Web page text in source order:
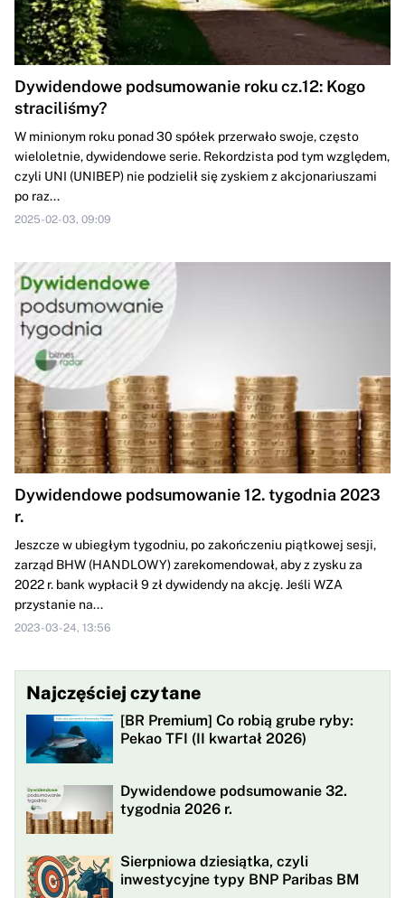
Dywidendowe podsumowanie roku cz.12: Kogo
straciliśmy?
W minionym roku ponad 30 spółek przerwało swoje, często
wieloletnie, dywidendowe serie. Rekordzista pod tym względem,
czyli UNI (UNIBEP) nie podzielił się zyskiem z akcjonariuszami
po raz...
2025-02-03, 09:09
Dywidendowe podsumowanie 12. tygodnia 2023
r.
Jeszcze w ubiegłym tygodniu, po zakończeniu piątkowej sesji,
zarząd BHW (HANDLOWY) zarekomendował, aby z zysku za
2022 r. bank wypłacił 9 zł dywidendy na akcję. Jeśli WZA
przystanie na...
2023-03-24, 13:56
Najczęściej czytane
[BR Premium] Co robią grube ryby:
Pekao TFI (II kwartał 2026)
Dywidendowe podsumowanie 32.
tygodnia 2026 r.
Sierpniowa dziesiątka, czyli
inwestycyjne typy BNP Paribas BM